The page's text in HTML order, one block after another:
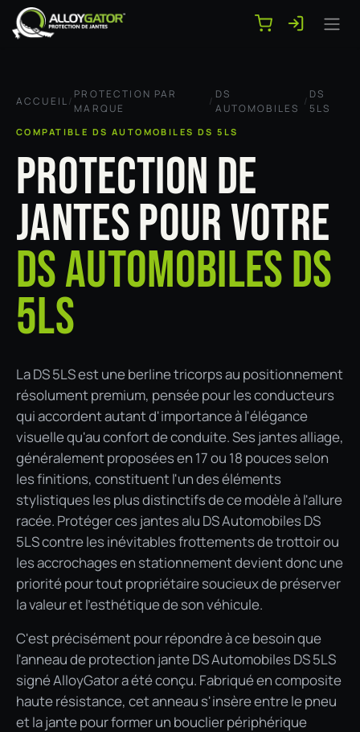
Se rendre au contenu
ACCUEIL/
PROTECTION PAR
MARQUE
/
DS
AUTOMOBILES
/
DS
5LS
COMPATIBLE DS AUTOMOBILES DS 5LS
PROTECTION DE
JANTES POUR VOTRE
DS AUTOMOBILES DS
5LS
La DS 5LS est une berline tricorps au positionnement
résolument premium, pensée pour les conducteurs
qui accordent autant d'importance à l'élégance
visuelle qu'au confort de conduite. Ses jantes alliage,
généralement proposées en 17 ou 18 pouces selon
les finitions, constituent l'un des éléments
stylistiques les plus distinctifs de ce modèle à l'allure
racée. Protéger ces jantes alu DS Automobiles DS
5LS contre les inévitables frottements de trottoir ou
les accrochages en stationnement devient donc une
priorité pour tout propriétaire soucieux de préserver
la valeur et l'esthétique de son véhicule.
C'est précisément pour répondre à ce besoin que
l'anneau de protection jante DS Automobiles DS 5LS
signé AlloyGator a été conçu. Fabriqué en composite
haute résistance, cet anneau s'insère entre le pneu
et la jante pour former un bouclier périphérique